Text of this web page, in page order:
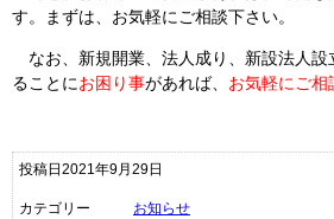
す。まずは、お気軽にご相談下さい。
なお、新規開業、法人成り、新設法人設
ることにお困り事があれば、 お気軽にご相
投稿日2021年9月29日
カテゴリー お知らせ